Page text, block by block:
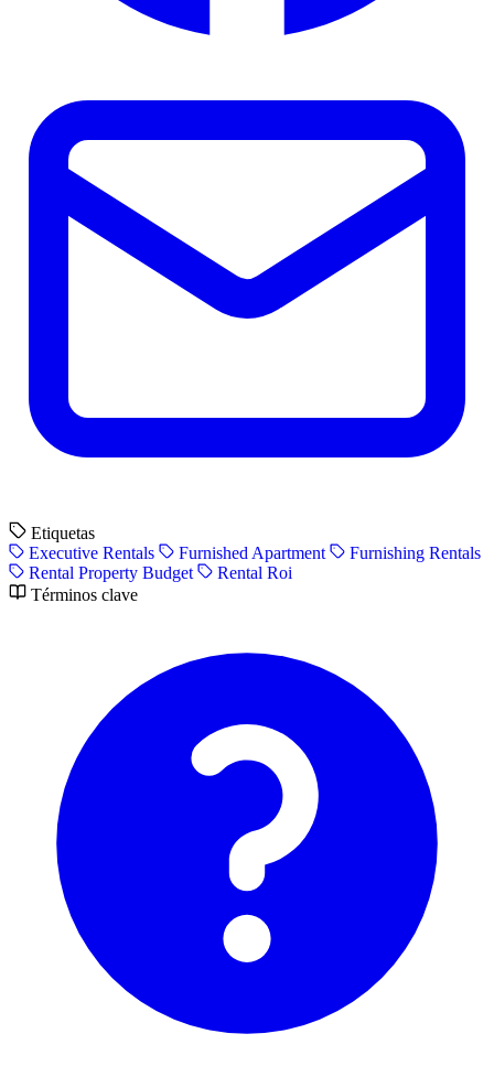
Etiquetas
Executive Rentals
Furnished Apartment
Furnishing Rentals
Rental Property Budget
Rental Roi
Términos clave